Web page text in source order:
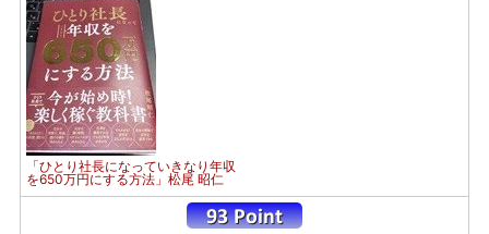
「ひとり社長になっていきなり年収
を650万円にする方法」松尾 昭仁